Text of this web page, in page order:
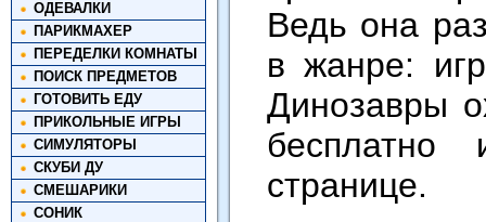
ОДЕВАЛКИ
ПАРИКМАХЕР
ПЕРЕДЕЛКИ КОМНАТЫ
ПОИСК ПРЕДМЕТОВ
ГОТОВИТЬ ЕДУ
ПРИКОЛЬНЫЕ ИГРЫ
СИМУЛЯТОРЫ
СКУБИ ДУ
СМЕШАРИКИ
СОНИК
Ведь она
в жанре:
Динозавры
странице.